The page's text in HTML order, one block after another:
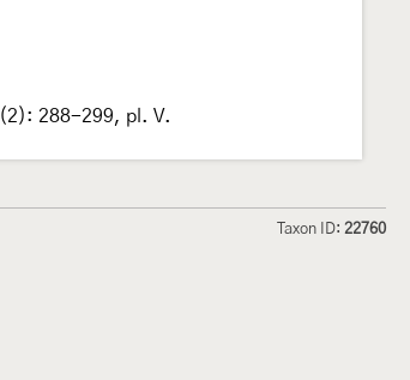
(2): 288-299, pl. V.
Taxon ID: 22760